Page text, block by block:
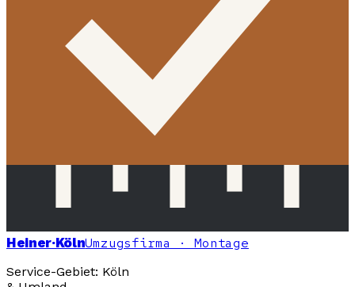
Heiner·KölnUmzugsfirma · Montage
Service-Gebiet: Köln